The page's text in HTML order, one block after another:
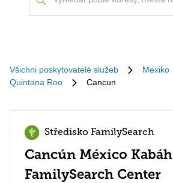
Všichni poskytovatelé služeb
Mexiko
Quintana Roo
Cancun
Středisko FamilySearch
Cancún México Kabáh
FamilySearch Center